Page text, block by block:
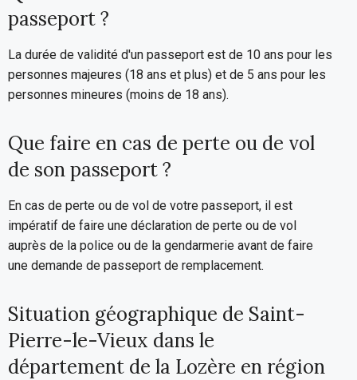
passeport ?
La durée de validité d'un passeport est de 10 ans pour les
personnes majeures (18 ans et plus) et de 5 ans pour les
personnes mineures (moins de 18 ans).
Que faire en cas de perte ou de vol
de son passeport ?
En cas de perte ou de vol de votre passeport, il est
impératif de faire une déclaration de perte ou de vol
auprès de la police ou de la gendarmerie avant de faire
une demande de passeport de remplacement.
Situation géographique de Saint-
Pierre-le-Vieux dans le
département de la Lozère en région